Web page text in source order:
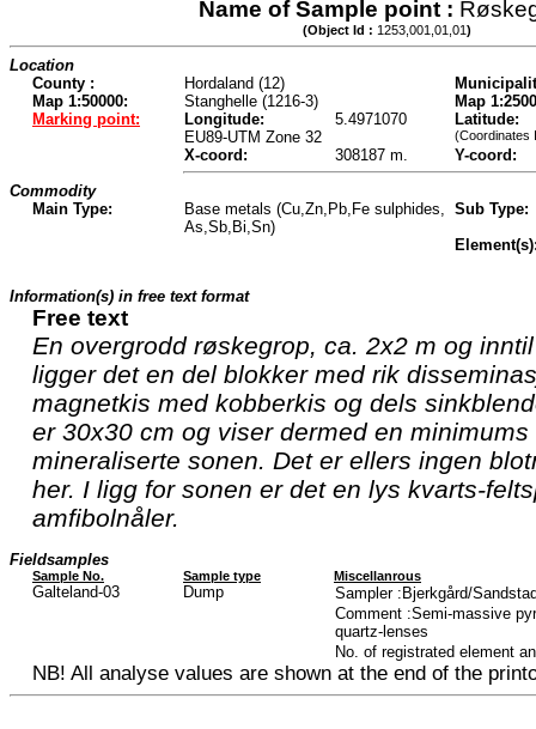
Name of Sample point :
(Object Id : 1253,001,01,01 )
Location
County :
Hordaland (12)
Map 1:50000:
Stanghelle (1216-3)
Map
Marking point:
Longitude: 5.4971070
Latitude:
EU89-UTM Zone 32
(Coordinates
X-coord: 308187 m.
Y-coord:
Commodity
Main Type:
Base metals (Cu,Zn,Pb,Fe sulphides,
As,Sb,Bi,Sn)
Sub Type:
Information(s) in free text format
Free text
En overgrodd røskegrop, ca. 2x2 m og
ligger det en del blokker med rik
magnetkis med kobberkis og dels
er 30x30 cm og viser dermed en
mineraliserte sonen. Det er ellers ingen
her. I ligg for sonen er det en lys kvarts-
amfibolnåler.
Fieldsamples
Sample No. Sample type Miscellanrous
Galteland-03 Dump
Sampler :Bjerkgård/
Comment :Semi-massive
quartz-lenses
No. of registrated element
NB! All analyse values are shown at the end of the